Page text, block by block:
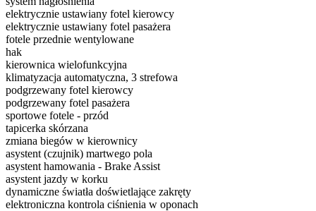
elektrycznie ustawiany fotel kierowcy
elektrycznie ustawiany fotel pasażera
fotele przednie wentylowane
hak
kierownica wielofunkcyjna
klimatyzacja automatyczna, 3 strefowa
podgrzewany fotel kierowcy
podgrzewany fotel pasażera
sportowe fotele - przód
tapicerka skórzana
zmiana biegów w kierownicy
asystent (czujnik) martwego pola
asystent hamowania - Brake Assist
asystent jazdy w korku
dynamiczne światła doświetlające zakręty
elektroniczna kontrola ciśnienia w oponach